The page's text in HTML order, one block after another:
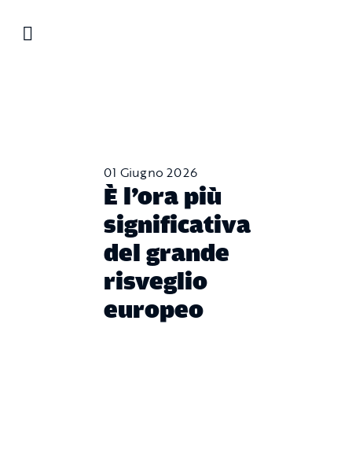
01 Giugno 2026
È l’ora più
significativa
del grande
risveglio
europeo